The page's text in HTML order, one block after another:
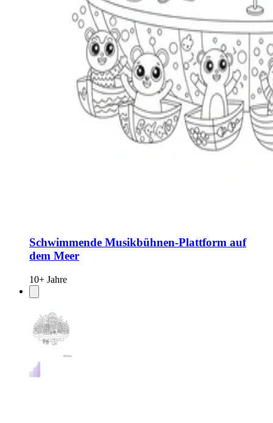
Schwimmende Musikbühnen-Plattform auf
dem Meer
10+ Jahre